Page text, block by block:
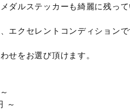
ダルステッカーも綺麗に残って
エクセレントコンディションで
せをお選び頂けます。
～